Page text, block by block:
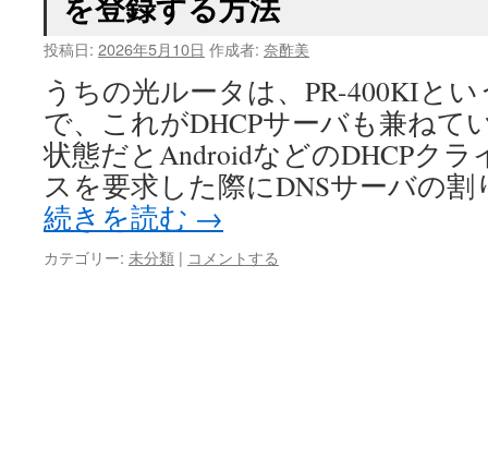
投稿日: 2026年5月10日 作成者: 奈酢美
うちの光ルータは、PR-400KIと
で、これがDHCPサーバも兼ねて
状態だとAndroidなどのDHCPク
スを要求した際にDNSサーバの
続きを読む →
カテゴリー: 未分類 | コメントする